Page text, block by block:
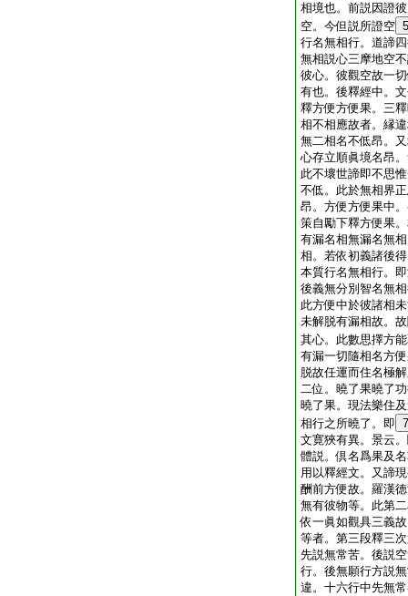
相境也。前説因證
空。今但説所證空 5
行名無相行。道諦
無相説心三摩地空
彼心。彼觀空故一
有也。後釋經中。
釋方便方便果。三
相不相應故者。縁
無二相名不低昂。
心存立順眞境名昂
此不壞世諦即不思
不低。此於無相界
昂。方便方便果中
策自勵下釋方便果
有漏名相無漏名無
相。若依初義諸後
本質行名無相行。
後義無分別智名無
此方便中於彼諸相
未解脱有漏相故。
其心。此數思擇方
有漏一切隨相名方
脱故任運而住名極
二位。曉了果曉了
曉了果。現法樂住
相行之所曉了。即 7
文寛狹有異。景云
體説。倶名爲果及
用以釋經文。又諦
酬前方便故。羅漢
無有彼物等。此第
依一眞如觀具三義
等者。第三段釋三
先説無常苦。後説
行。後無願行方説
違。十六行中先無